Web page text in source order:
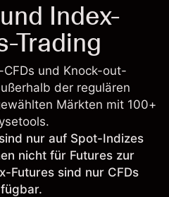
Index-
Trading
und Knock-out-
der regulären
Märkten mit 100+
nur auf Spot-Indizes
nicht für Futures zur
Futures sind nur CFDs